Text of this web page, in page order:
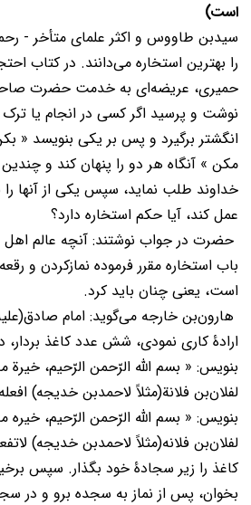
است)
سیدبن طاووس و اکثر علمای متأخر -
را بهترین استخاره می‌دانند. در کتاب
حمیری، عریضه‌ای به خدمت حضرت
نوشت و پرسید اگر کسی در انجام یا
انگشتر برگیرد و پس بر یکی بنویسد «
مکن » آنگاه هر دو را پنهان کند و چندین
خداوند طلب نماید، سپس یکی از آنها را
عمل کند، آیا حکم استخاره دارد؟
حضرت در جواب نوشتند: آنچه عالم اهل
باب استخاره مقرر فرموده نمازکردن و
است، یعنی چنان باید کرد.
هارون‌بن خارجه می‌گوید: امام
ارادۀ کاری نمودی، شش عدد کاغذ بردار،
بنویس: « بسم ‌الله ‌الرّحمن الرّحیم، خیرة
لفلان‌بن فلانة(مثلاً لاحمدبن خدیجه)
بنویس: « بسم الله الرّحمن الرّحیم، خیره
لفلان‌بن فلانه(مثلاً لاحمدبن خدیجه)
کاغذ را زیر سجادۀ خود بگذار. سپس
بخوان، پس از نماز به سجده برو و در